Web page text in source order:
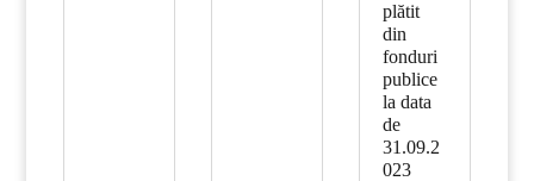
plătit
din
fonduri
publice
la data
de
31.09.2
023